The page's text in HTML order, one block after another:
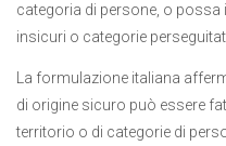
categoria di persone, o possa
insicuri o categorie
La formulazione italiana
di origine sicuro può essere
territorio o di categorie di